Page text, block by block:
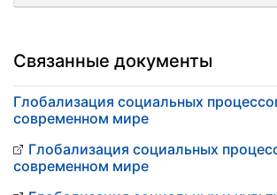
Связанные документы
Глобализация социальных
современном мире
Глобализация социальных
современном мире